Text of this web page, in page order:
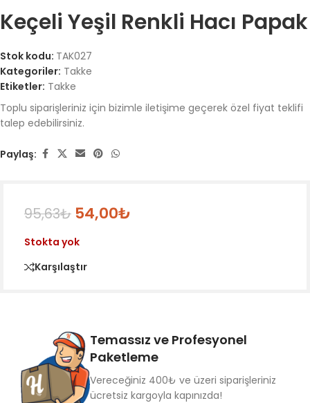
Keçeli Yeşil Renkli Hacı Papak
Stok kodu: TAK027
Kategoriler: Takke
Etiketler: Takke
Toplu siparişleriniz için bizimle iletişime geçerek özel fiyat teklifi
talep edebilirsiniz.
Paylaş:
95,63₺ 54,00₺
Stokta yok
Karşılaştır
Temassız ve Profesyonel
Paketleme
Vereceğiniz 400₺ ve üzeri siparişleriniz
ücretsiz kargoyla kapınızda!